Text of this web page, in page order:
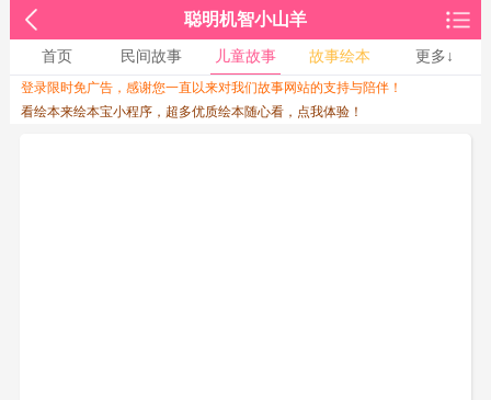
聪明机智小山羊
首页 民间故事 儿童故事 故事绘本
更多↓
收起↑
登录限时免广告，感谢您一直以来对我们故事网站的支持与陪伴！
看绘本来绘本宝小程序，超多优质绘本随心看，点我体验！